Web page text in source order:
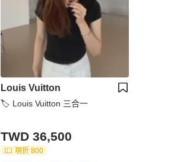
Louis Vuitton
🏷️ Louis Vuitton 三合一
TWD 36,500
現折 800